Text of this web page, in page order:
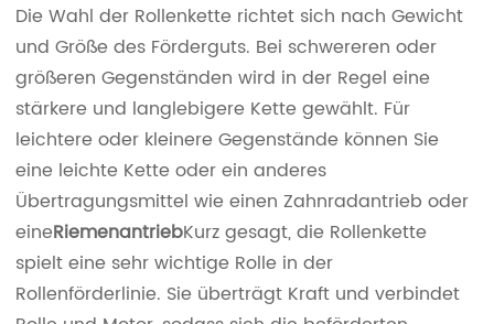
Die Wahl der Rollenkette richtet sich nach Gewicht
und Größe des Förderguts. Bei schwereren oder
größeren Gegenständen wird in der Regel eine
stärkere und langlebigere Kette gewählt. Für
leichtere oder kleinere Gegenstände können Sie
eine leichte Kette oder ein anderes
Übertragungsmittel wie einen Zahnradantrieb oder
eineRiemenantriebKurz gesagt, die Rollenkette
spielt eine sehr wichtige Rolle in der
Rollenförderlinie. Sie überträgt Kraft und verbindet